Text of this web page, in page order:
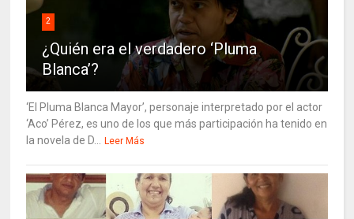
2
¿Quién era el verdadero ‘Pluma
Blanca’?
‘El Pluma Blanca Mayor’, personaje interpretado por el actor
‘Aco’ Pérez, es uno de los que más participación ha tenido en
la novela de D...
Leer Más